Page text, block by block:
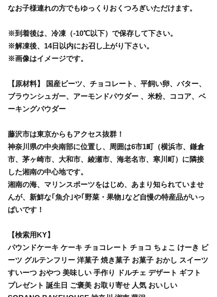
なお子様連れの方でもゆっくりおくつろぎいただけます。
※到着後は、冷凍（-10℃以下）で保存して下さい。
※解凍後、14日以内にお召し上がり下さい。
※画像はイメージです。
【原材料】 国産ビーツ、チョコレート、平飼い卵、バター、
ブラウンシュガー、アーモンドパウダー 、米粉、ココア、ベ
ーキングパウダー
藤沢市は東京からもアクセス抜群！
神奈川県の中央南部に位置し、周囲は6市1町（横浜市、鎌倉
市、茅ヶ崎市、大和市、綾瀬市、海老名市、寒川町）に隣接
した湘南の中心地です。
湘南の海、マリンスポーツをはじめ、あまり知られていませ
んが、新鮮な｢魚介｣や｢野菜・果物｣など自慢の特産品がいっ
ぱいです！
【検索用KY】
パウンドケーキ ケーキ チョコレート チョコ ちょこ けーき ビ
ーツ グルテンフリー 洋菓子 焼き菓子 お菓子 おかし スイーツ
すいーつ おやつ 美味しい 手作り ドルチェ デザート ギフト
プレゼント 誕生日 ご褒美 お取り寄せ 人気 おいしい